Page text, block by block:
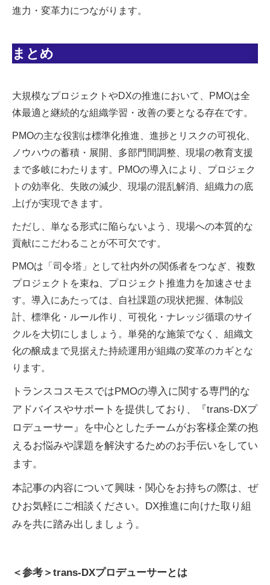
進力・変革力につながります。
まとめ
大規模なプロジェクトやDXの推進において、PMOは全
体最適と継続的な組織学習・改善の要となる存在です。
PMOの主な役割は標準化推進、進捗とリスクの可視化、
ノウハウの蓄積・展開、多部門間調整、現場の教育支援
まで多岐にわたります。PMOの導入により、プロジェク
トの効率化、失敗の減少、現場の混乱解消、組織力の底
上げが実現できます。
ただし、単なる形式に陥らないよう、現場への本質的な
貢献にこだわることが不可欠です。
PMOは「司令塔」として社内外の関係者をつなぎ、複数
プロジェクトを束ね、プロジェクト推進力を加速させま
す。導入にあたっては、自社課題の現状把握、体制設
計、標準化・ルール作り、可視化・ナレッジ循環のサイ
クルを大切にしましょう。単発的な施策でなく、組織文
化の醸成まで見据えた持続運用が組織の変革のカギとな
ります。
トランスコスモスではPMOの導入に関する専門的な
アドバイスやサポートを提供しており、『trans-DXプ
ロデューサー』を中心としたチームがお客様企業の抱
えるお悩みや課題を解決するためのお手伝いをしてい
ます。
本記事の内容について興味・関心をお持ちの際は、ぜ
ひお気軽にご相談ください。DX推進に向けた取り組
みを共に踏み出しましょう。
＜参考＞trans-DXプロデューサーとは